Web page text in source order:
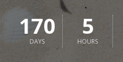
170
DAYS
5
HOURS